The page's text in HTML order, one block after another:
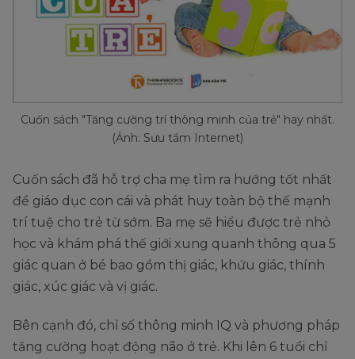
Cuốn sách "Tăng cường trí thông minh của trẻ" hay nhất.
(Ảnh: Sưu tầm Internet)
Cuốn sách đã hỗ trợ cha mẹ tìm ra hướng tốt nhất
để giáo dục con cái và phát huy toàn bộ thế mạnh
trí tuệ cho trẻ từ sớm. Ba mẹ sẽ hiểu được trẻ nhỏ
học và khám phá thế giới xung quanh thông qua 5
giác quan ở bé bao gồm thị giác, khứu giác, thính
giác, xúc giác và vị giác.
Bên cạnh đó, chỉ số thông minh IQ và phương pháp
tăng cường hoạt động não ở trẻ. Khi lên 6 tuổi chỉ